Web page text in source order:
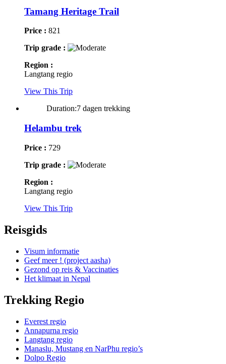
Tamang Heritage Trail
Price : 821
Trip grade :
Region :
Langtang regio
View This Trip
Duration:7 dagen trekking
Helambu trek
Price : 729
Trip grade :
Region :
Langtang regio
View This Trip
Reisgids
Visum informatie
Geef meer ! (project aasha)
Gezond op reis & Vaccinaties
Het klimaat in Nepal
Trekking Regio
Everest regio
Annapurna regio
Langtang regio
Manaslu, Mustang en NarPhu regio’s
Dolpo Regio